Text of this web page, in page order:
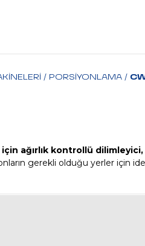
/ PORSIYONLAMA /
ağırlık kontrollü
gerekli olduğu yerler için